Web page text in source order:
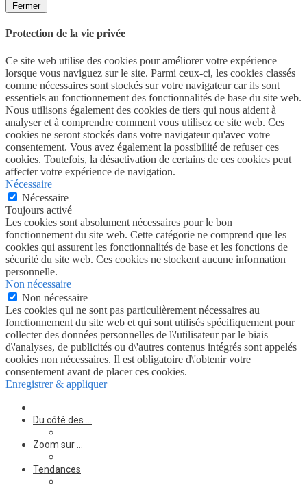
Fermer
Protection de la vie privée
Ce site web utilise des cookies pour améliorer votre expérience
lorsque vous naviguez sur le site. Parmi ceux-ci, les cookies classés
comme nécessaires sont stockés sur votre navigateur car ils sont
essentiels au fonctionnement des fonctionnalités de base du site web.
Nous utilisons également des cookies de tiers qui nous aident à
analyser et à comprendre comment vous utilisez ce site web. Ces
cookies ne seront stockés dans votre navigateur qu'avec votre
consentement. Vous avez également la possibilité de refuser ces
cookies. Toutefois, la désactivation de certains de ces cookies peut
affecter votre expérience de navigation.
Nécessaire
Nécessaire
Toujours activé
Les cookies sont absolument nécessaires pour le bon
fonctionnement du site web. Cette catégorie ne comprend que les
cookies qui assurent les fonctionnalités de base et les fonctions de
sécurité du site web. Ces cookies ne stockent aucune information
personnelle.
Non nécessaire
Non nécessaire
Les cookies qui ne sont pas particulièrement nécessaires au
fonctionnement du site web et qui sont utilisés spécifiquement pour
collecter des données personnelles de l\'utilisateur par le biais
d\'analyses, de publicités ou d\'autres contenus intégrés sont appelés
cookies non nécessaires. Il est obligatoire d\'obtenir votre
consentement avant de placer ces cookies.
Enregistrer & appliquer
Du côté des …
Zoom sur …
Tendances